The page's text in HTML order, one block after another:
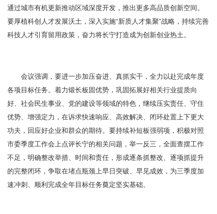
通过城市有机更新推动区域深度开发，推出更多高品质创新空间。
要厚植科创人才发展沃土，深入实施“新质人才集聚”战略，持续完善
科技人才引育留用政策，奋力将长宁打造成为创新创业热土。
会议强调， 要进一步加压奋进、真抓实干，全力以赴完成年度
各项目标任务。 着力锻长板固优势，巩固拓展好相关行业提质向
好、社会民生事业、党的建设等领域的特色，继续压实责任、守住
优势、增强定力，在诉求快速响应、高效解决、闭环处置上下更大
功夫，回应好企业和群众的期待。要持续补短板强弱项，积极对照
市委季度工作会上点评长宁的相关问题，举一反三，全面查摆工作
不足，明确整改举措、时间和责任，形成逐条抓整改、逐项抓提升
的完整闭环，争取在堵点瓶颈上早日突破、早见成效，为三季度加
速冲刺、顺利完成全年目标任务奠定坚实基础。